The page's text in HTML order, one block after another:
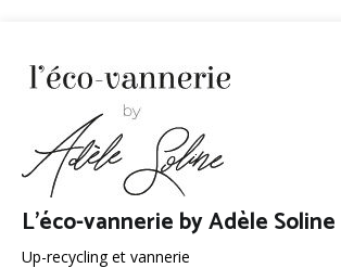
contenu
L'éco-vannerie by Adèle Soline
Up-recycling et vannerie